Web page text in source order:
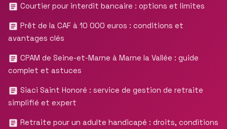
Courtier pour interdit bancaire : options et limites
Prêt de la CAF à 10 000 euros : conditions et
avantages clés
CPAM de Seine-et-Marne à Marne la Vallée : guide
complet et astuces
Siaci Saint Honoré : service de gestion de retraite
simplifié et expert
Retraite pour un adulte handicapé : droits, conditions